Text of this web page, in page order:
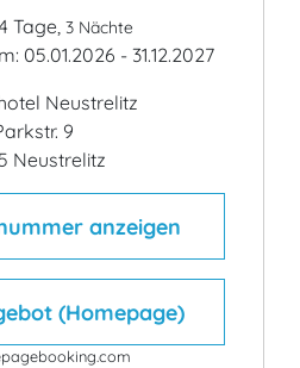
Tage, 3 Nächte
05.01.2026 - 31.12.2027
Neustrelitz
9
Neustrelitz
anzeigen
(Homepage)